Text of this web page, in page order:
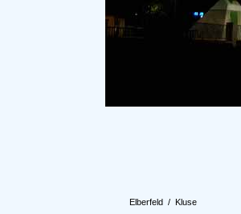
Elberfeld / Kluse